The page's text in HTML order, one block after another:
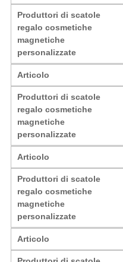
Produttori di scatole
regalo cosmetiche
magnetiche
personalizzate
Articolo
Produttori di scatole
regalo cosmetiche
magnetiche
personalizzate
Articolo
Produttori di scatole
regalo cosmetiche
magnetiche
personalizzate
Articolo